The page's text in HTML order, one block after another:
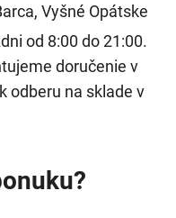
Vyšné Opátske
od 8:00 do 21:00.
doručenie v
odberu na sklade v